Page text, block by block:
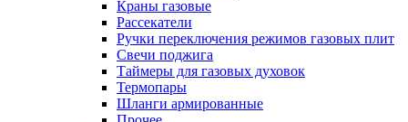
Краны газовые
Рассекатели
Ручки переключения режимов газовых плит
Свечи поджига
Таймеры для газовых духовок
Термопары
Шланги армированные